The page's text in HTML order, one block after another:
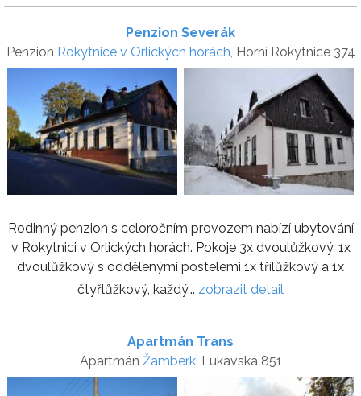
Penzion Severák
Penzion Rokytnice v Orlických horách, Horní Rokytnice 374
Rodinný penzion s celoročním provozem nabízí ubytování
v Rokytnici v Orlických horách. Pokoje 3x dvoulůžkový, 1x
dvoulůžkový s oddělenými postelemi 1x třílůžkový a 1x
čtyřlůžkový, každý... zobrazit detail
Apartmán Trans
Apartmán Žamberk, Lukavská 851